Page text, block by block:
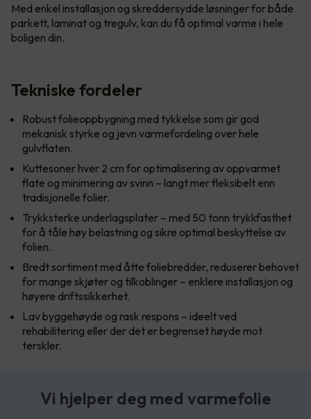
Med enkel installasjon og skreddersydde løsninger for både
parkett, laminat og tregulv, kan du få optimal varme i hele
boligen din.
Tekniske fordeler
Robust folieoppbygning med tykkelse som gir god
mekanisk styrke og jevn varmefordeling over hele
gulvflaten.
Kuttesoner hver 2 cm for optimalisering av oppvarmet
flate og minimering av svinn – langt mer fleksibelt enn
tradisjonelle folier.
Trykksterke underlagsplater – med 50 tonn trykkfasthet
for å tåle høy belastning og sikre optimal beskyttelse av
folien.
Bredt sortiment med åtte foliebredder, reduserer behovet
for mange skjøter og tilkoblinger – enklere installasjon og
høyere driftssikkerhet.
Lav byggehøyde og rask respons – ideelt ved
rehabilitering eller der det er begrenset høyde mot
terskler.
Vi hjelper deg med varmefolie